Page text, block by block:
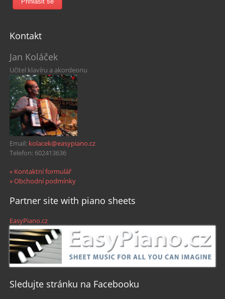
Kontakt
Jan Koláček
Učitel klavíru a akordeonu
Email: kolacek@easypiano.cz
Telefon: 602413636
» Kontaktní formulář
» Obchodní podmínky
Partner site with piano sheets
EasyPiano.cz
Sledujte stránku na Facebooku